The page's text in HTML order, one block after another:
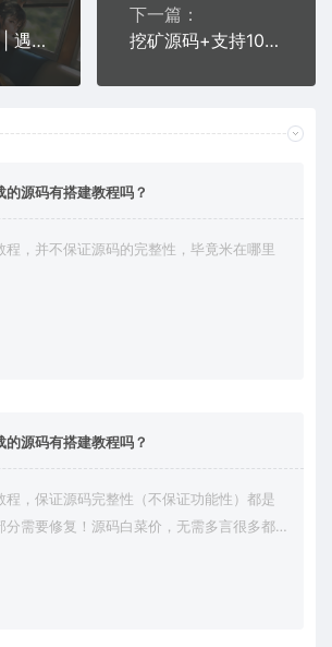
PHP理财源码 | 遇见互助系统源码 带三级分红+红利返点+5套UI模板
下一篇：
挖矿源码+支持10多种币+工具猫+小狐狸+DeFi+全开源+可二开
的源码有搭建教程吗？
程，并不保证源码的完整性，毕竟米在哪里
的源码有搭建教程吗？
程，保证源码完整性（不保证功能性）都是
分需要修复！源码白菜价，无需多言很多都